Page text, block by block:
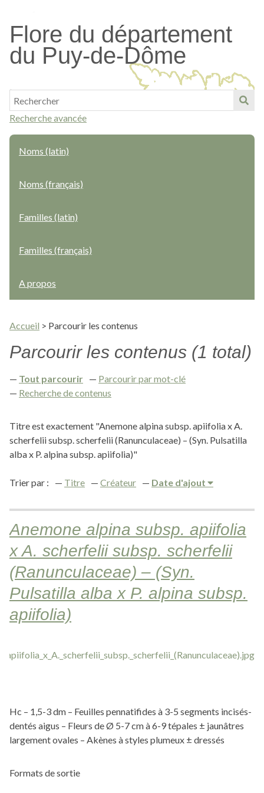
contenu
principal
Flore du département
du Puy-de-Dôme
Recherche avancée
Noms (latin)
Noms (français)
Familles (latin)
Familles (français)
A propos
Accueil > Parcourir les contenus
Parcourir les contenus (1 total)
Tout parcourir
Parcourir par mot-clé
Recherche de contenus
Titre est exactement "Anemone alpina subsp. apiifolia x A.
scherfelii subsp. scherfelii (Ranunculaceae) – (Syn. Pulsatilla
alba x P. alpina subsp. apiifolia)"
Trier par : Titre Créateur Date d'ajout
Anemone alpina subsp. apiifolia
x A. scherfelii subsp. scherfelii
(Ranunculaceae) – (Syn.
Pulsatilla alba x P. alpina subsp.
apiifolia)
Hc – 1,5-3 dm – Feuilles pennatifides à 3-5 segments incisés-
dentés aigus – Fleurs de Ø 5-7 cm à 6-9 tépales ± jaunâtres
largement ovales – Akènes à styles plumeux ± dressés
Formats de sortie